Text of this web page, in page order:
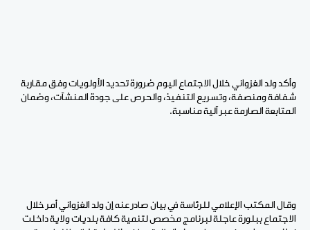
وأكد ولد الغزواني خلال الاجتماع اليوم ضرورة تحديد الأولويات وفق مقاربة
شفافة ومنصفة، وتسريع التنفيذ، والحرص على جودة المنشآت، وضمان
المتابعة الصارمة عبر آلية مناسبة.
وقال المكتب الإعلامي للرئاسة في بيان صادر عنه إن ولد الغزواني أمر خلال
الاجتماع ببلورة عاجلة لبرنامج مخصص لتنمية كافة بلديات ولاية داخلت